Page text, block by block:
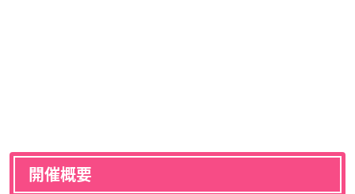
開催概要